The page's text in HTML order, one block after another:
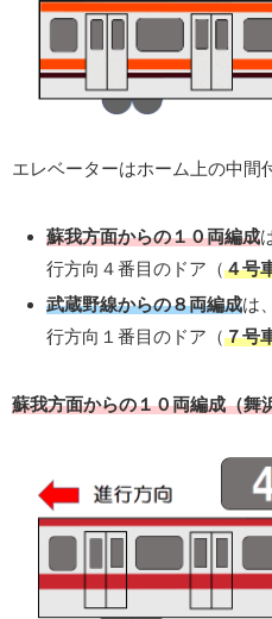
エレベーターはホーム上の中間
蘇我方面からの１０両編成
行方向４番目のドア（４号
武蔵野線からの８両編成は
行方向１番目のドア（７号
蘇我方面からの１０両編成（舞